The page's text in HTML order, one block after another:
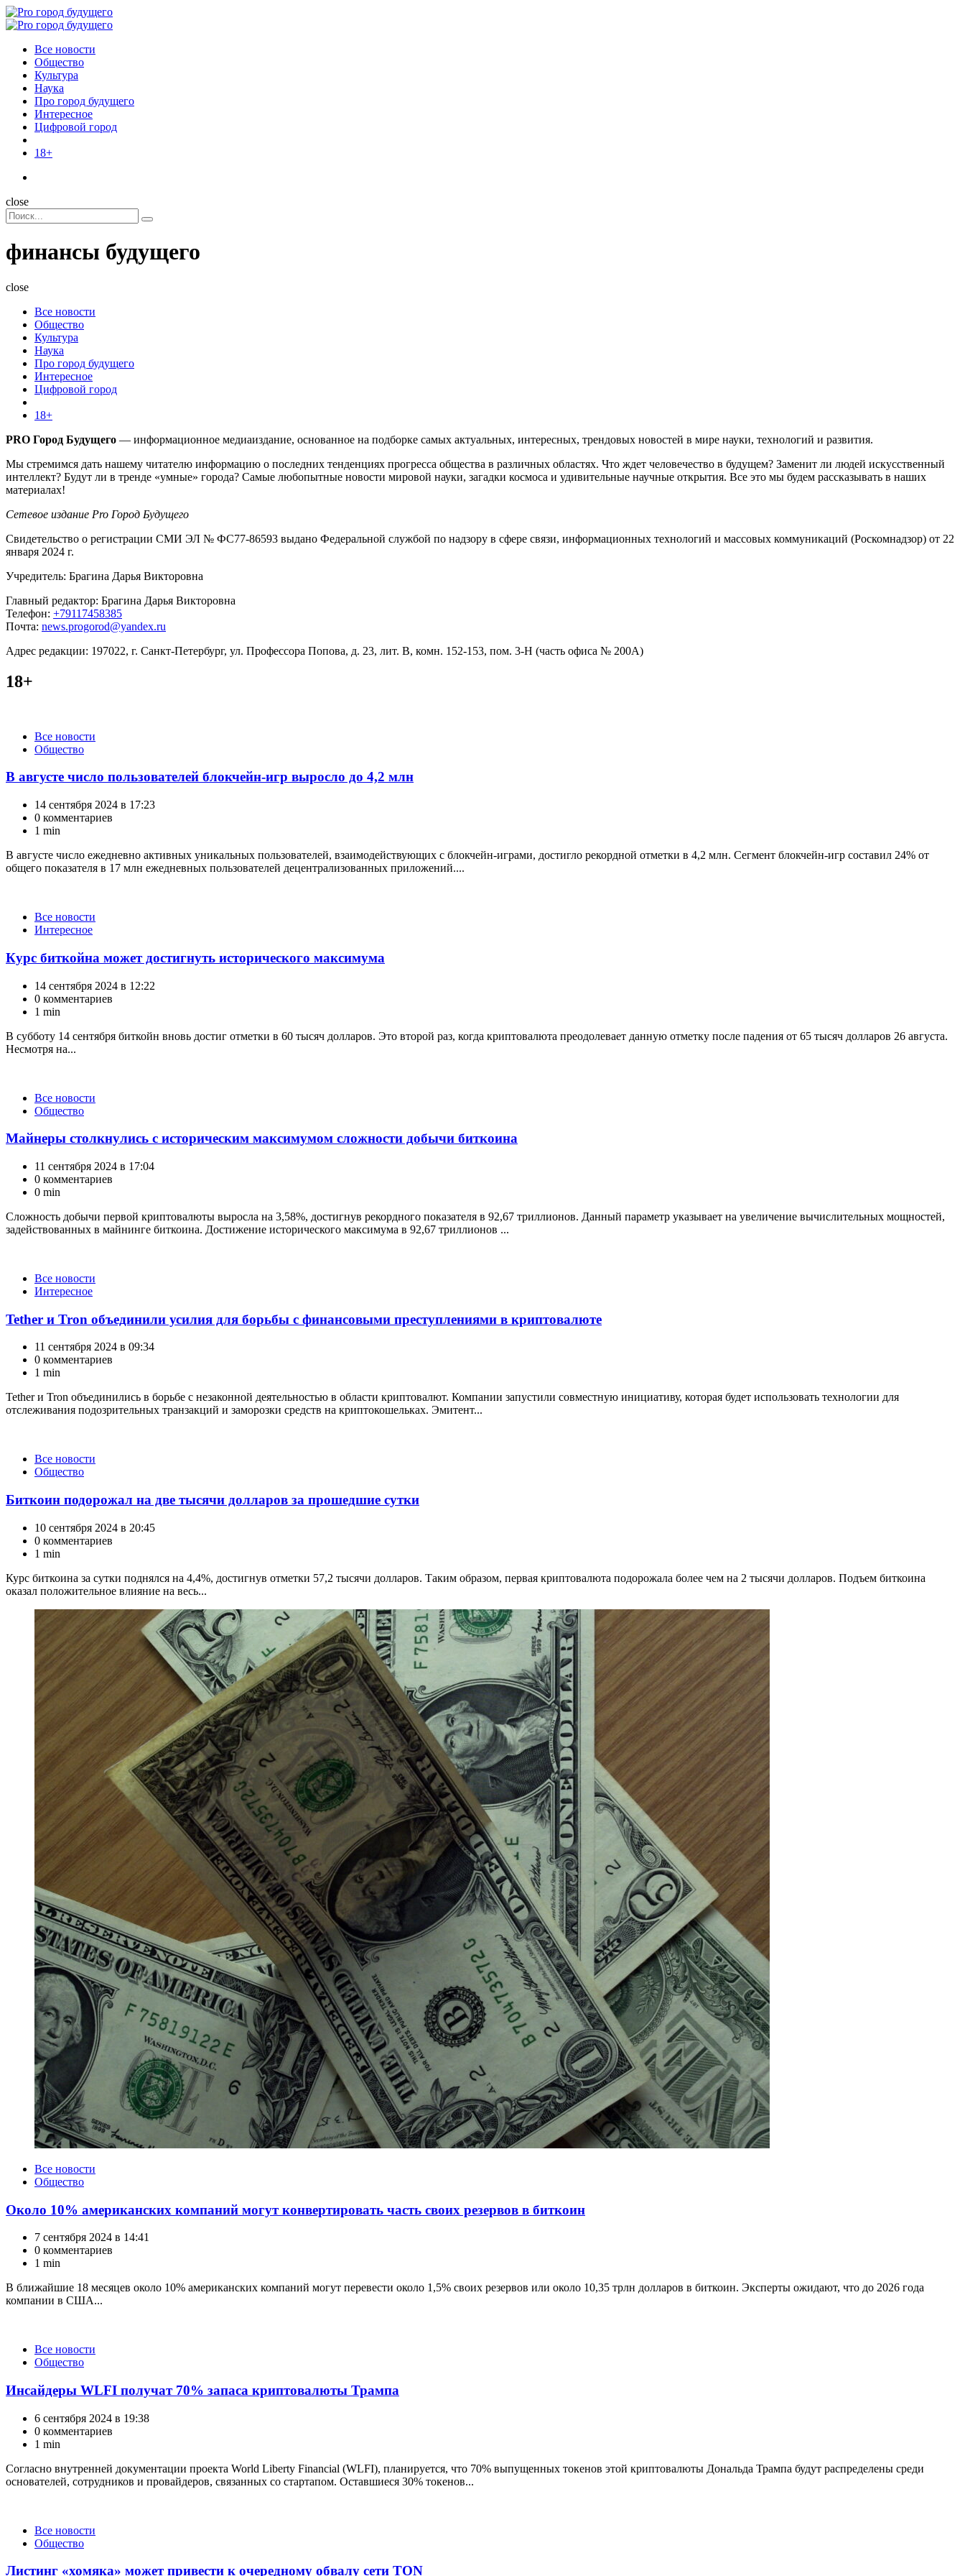
Menu
Поиск
Menu
Pro
Все новости
Общество
Культура
Наука
Про город будущего
Интересное
Цифровой город
18+
Поиск
close
Search
for:
Поиск
финансы будущего
close
Все новости
Общество
Культура
Наука
Про город будущего
Интересное
Цифровой город
18+
PRO Город Будущего — информационное медиаиздание, основанное на подборке самых актуальных, интересных, трендовых новостей в мире науки, технологий и развития.
Мы стремимся дать нашему читателю информацию о последних тенденциях прогресса общества в различных областях. Что ждет человечество в будущем? Заменит ли людей искусственный
интеллект? Будут ли в тренде «умные» города? Самые любопытные новости мировой науки, загадки космоса и удивительные научные открытия. Все это мы будем рассказывать в наших
материалах!
Сетевое издание Pro Город Будущего
Свидетельство о регистрации СМИ ЭЛ № ФС77-86593 выдано Федеральной службой по надзору в сфере связи, информационных технологий и массовых коммуникаций (Роскомнадзор) от 22
января 2024 г.
Учредитель: Брагина Дарья Викторовна
Главный редактор: Брагина Дарья Викторовна
Телефон: +79117458385
Почта: news.progorod@yandex.ru
Адрес редакции: 197022, г. Санкт-Петербург, ул. Профессора Попова, д. 23, лит. В, комн. 152-153, пом. 3-Н (часть офиса № 200А)
18+
КатегорииВсе новости
Общество
В августе число пользователей блокчейн-игр выросло до 4,2 млн
14 сентября 2024 в 17:23
0 комментариев
1 min
В августе число ежедневно активных уникальных пользователей, взаимодействующих с блокчейн-играми, достигло рекордной отметки в 4,2 млн. Сегмент блокчейн-игр составил 24% от
общего показателя в 17 млн ежедневных пользователей децентрализованных приложений....
КатегорииВсе новости
Интересное
Курс биткойна может достигнуть исторического максимума
14 сентября 2024 в 12:22
0 комментариев
1 min
В субботу 14 сентября биткойн вновь достиг отметки в 60 тысяч долларов. Это второй раз, когда криптовалюта преодолевает данную отметку после падения от 65 тысяч долларов 26 августа.
Несмотря на...
КатегорииВсе новости
Общество
Майнеры столкнулись с историческим максимумом сложности добычи биткоина
11 сентября 2024 в 17:04
0 комментариев
0 min
Сложность добычи первой криптовалюты выросла на 3,58%, достигнув рекордного показателя в 92,67 триллионов. Данный параметр указывает на увеличение вычислительных мощностей,
задействованных в майнинге биткоина. Достижение исторического максимума в 92,67 триллионов ...
КатегорииВсе новости
Интересное
Tether и Tron объединили усилия для борьбы с финансовыми преступлениями в криптовалюте
11 сентября 2024 в 09:34
0 комментариев
1 min
Tether и Tron объединились в борьбе с незаконной деятельностью в области криптовалют. Компании запустили совместную инициативу, которая будет использовать технологии для
отслеживания подозрительных транзакций и заморозки средств на криптокошельках. Эмитент...
КатегорииВсе новости
Общество
Биткоин подорожал на две тысячи долларов за прошедшие сутки
10 сентября 2024 в 20:45
0 комментариев
1 min
Курс биткоина за сутки поднялся на 4,4%, достигнув отметки 57,2 тысячи долларов. Таким образом, первая криптовалюта подорожала более чем на 2 тысячи долларов. Подъем биткоина
оказал положительное влияние на весь...
КатегорииВсе новости
Общество
Около 10% американских компаний могут конвертировать часть своих резервов в биткоин
7 сентября 2024 в 14:41
0 комментариев
1 min
В ближайшие 18 месяцев около 10% американских компаний могут перевести около 1,5% своих резервов или около 10,35 трлн долларов в биткоин. Эксперты ожидают, что до 2026 года
компании в США...
КатегорииВсе новости
Общество
Инсайдеры WLFI получат 70% запаса криптовалюты Трампа
6 сентября 2024 в 19:38
0 комментариев
1 min
Согласно внутренней документации проекта World Liberty Financial (WLFI), планируется, что 70% выпущенных токенов этой криптовалюты Дональда Трампа будут распределены среди
основателей, сотрудников и провайдеров, связанных со стартапом. Оставшиеся 30% токенов...
КатегорииВсе новости
Общество
Листинг «хомяка» может привести к очередному обвалу сети TON